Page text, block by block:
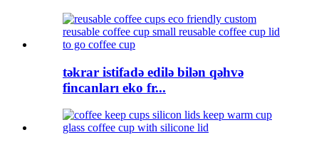
təkrar istifadə edilə bilən qəhvə
fincanları eko fr...